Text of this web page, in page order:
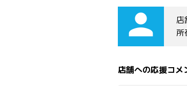
person
店
所
店舗への応援コメ